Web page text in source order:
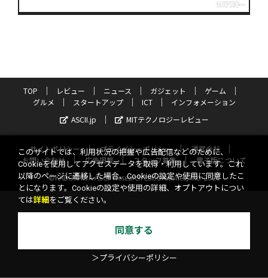
TOP レビュー ニュース ガジェット
ゲーム
グルメ
スタートアップ ICT
インフォメーション
ASCII.jp
MITテクノロジーレビュー
サイトポリシー プライバシーポリシー
運営会社
お問い合わせ
広告掲載 スタッフ募集
電子版について
©KADOKAWA ASCII Research Laboratories, Inc. 2026
このサイトでは、利用状況の把握や広告配信などのために、
Cookieを使用してアクセスデータを取得・利用しています。これ
以降のページに遷移した場合、Cookieの設定や使用に同意したこ
とになります。Cookieの設定や使用の詳細、オプトアウトについ
ては詳細 をご覧ください。
同意する
＞プライバシーポリシー